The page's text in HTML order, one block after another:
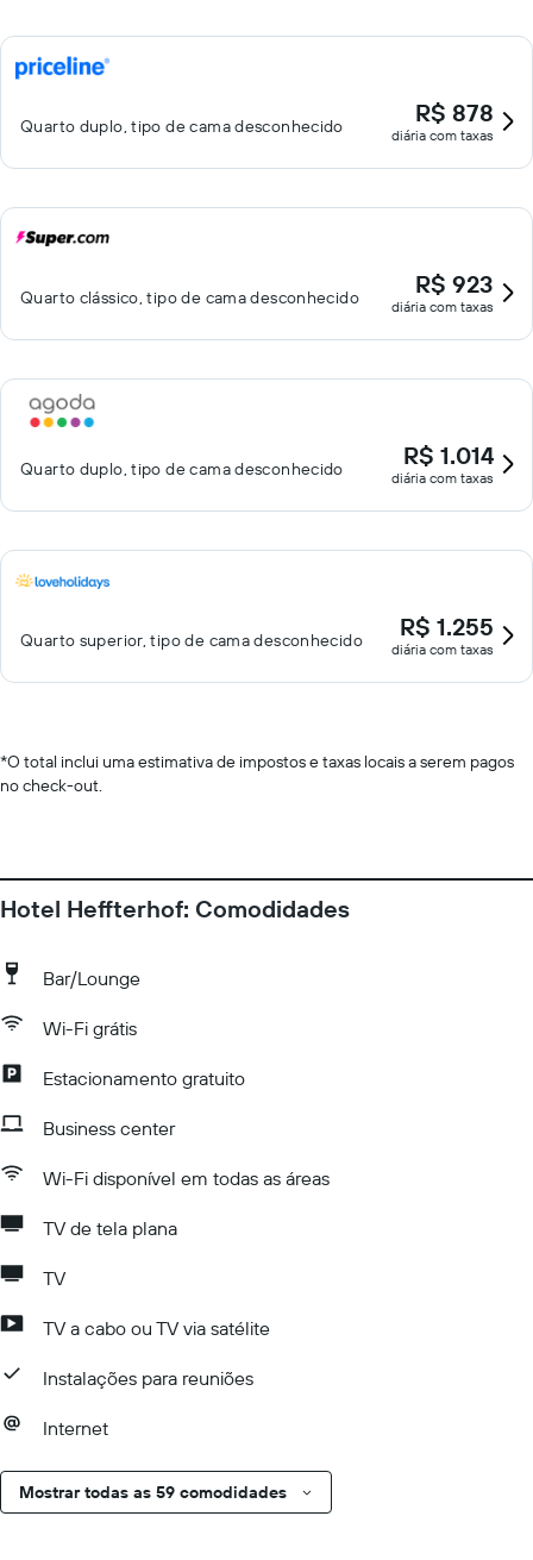
Quarto duplo, tipo de cama desconhecido R$ 878
diária com taxas
Quarto clássico, tipo de cama desconhecido R$ 923
diária com taxas
Quarto duplo, tipo de cama desconhecido R$ 1.014
diária com taxas
Quarto superior, tipo de cama desconhecido R$ 1.255
diária com taxas
*O total inclui uma estimativa de impostos e taxas locais a serem pagos
no check-out.
Hotel Heffterhof: Comodidades
Bar/Lounge
Wi-Fi grátis
Estacionamento gratuito
Business center
Wi-Fi disponível em todas as áreas
TV de tela plana
TV
TV a cabo ou TV via satélite
Instalações para reuniões
Internet
Mostrar todas as 59 comodidades